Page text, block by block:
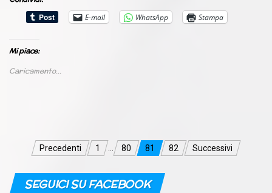
E-mail
WhatsApp Stampa
Mi piace:
Caricamento...
Navigazione
articoli
Precedenti 1 … 80 81 82 Successivi
SEGUICI SU FACEBOOK